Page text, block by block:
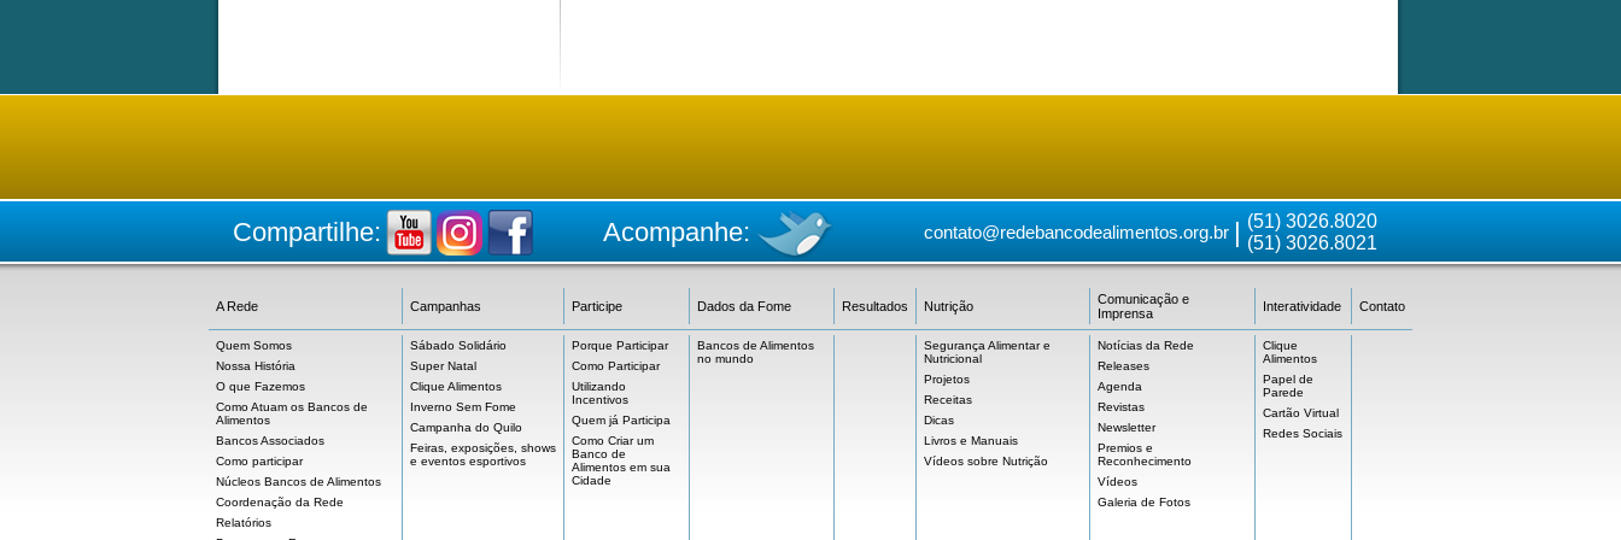
Compartilhe: Acompanhe: contato@redebancodealimentos.org.br | (51) 3026.8020
(51) 3026.8021
A Rede Campanhas Participe Dados da Fome Resultados Nutrição
Comunicação e
Imprensa
Interatividade Contato
Quem Somos
Nossa História
O que Fazemos
Como Atuam os Bancos de
Alimentos
Bancos Associados
Como participar
Núcleos Bancos de Alimentos
Coordenação da Rede
Relatórios
Sábado Solidário
Super Natal
Clique Alimentos
Inverno Sem Fome
Campanha do Quilo
Feiras, exposições, shows
e eventos esportivos
Porque Participar
Como Participar
Utilizando
Incentivos
Quem já Participa
Como Criar um
Banco de
Alimentos em sua
Cidade
Bancos de Alimentos
no mundo
Segurança Alimentar e
Nutricional
Projetos
Receitas
Dicas
Livros e Manuais
Vídeos sobre Nutrição
Notícias da Rede
Releases
Agenda
Revistas
Newsletter
Premios e
Reconhecimento
Vídeos
Galeria de Fotos
Clique
Alimentos
Papel de
Parede
Cartão Virtual
Redes Sociais